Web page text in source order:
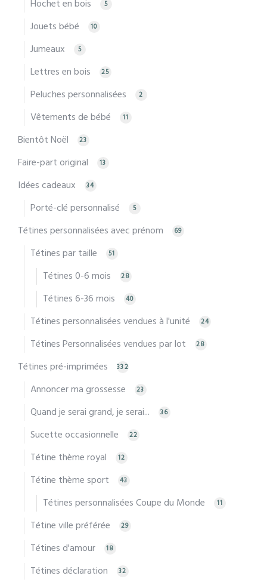
Hochet en bois 5
Jouets bébé 10
Jumeaux 5
Lettres en bois 25
Peluches personnalisées 2
Vêtements de bébé 11
Bientôt Noël 23
Faire-part original 13
Idées cadeaux 34
Porté-clé personnalisé 5
Tétines personnalisées avec prénom 69
Tétines par taille 51
Tétines 0-6 mois 28
Tétines 6-36 mois 40
Tétines personnalisées vendues à l'unité 24
Tétines Personnalisées vendues par lot 28
Tétines pré-imprimées 332
Annoncer ma grossesse 23
Quand je serai grand, je serai... 36
Sucette occasionnelle 22
Tétine thème royal 12
Tétine thème sport 43
Tétines personnalisées Coupe du Monde 11
Tétine ville préférée 29
Tétines d'amour 18
Tétines déclaration 32